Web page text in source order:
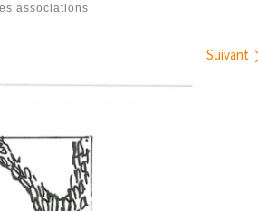
associations
Suivant